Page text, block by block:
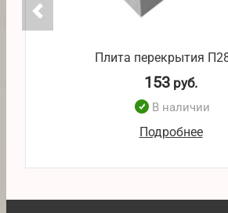
Плита перекрытия
153 руб.
В наличии
Подробнее